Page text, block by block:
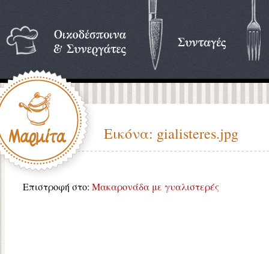
Εικόνα: gialisteres.jpg
Επιστροφή στο: Μακαρονάδα με γυαλιστερές